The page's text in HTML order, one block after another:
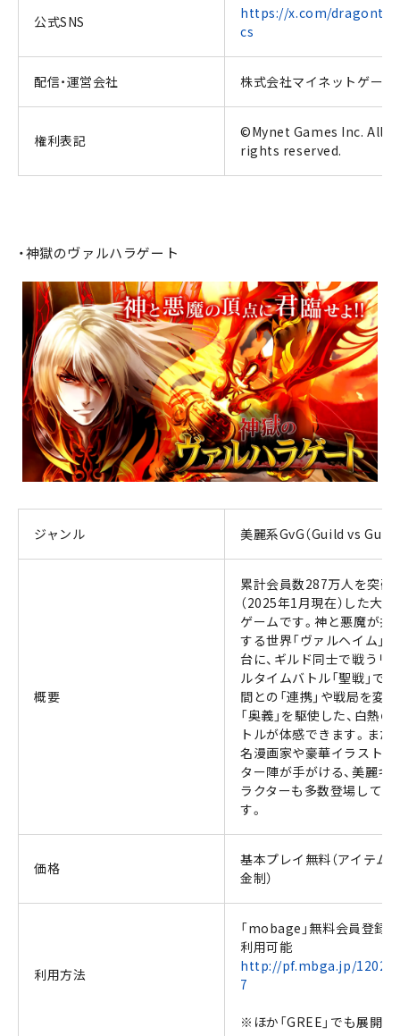
公式SNS
https://x.com/
cs
配信・運営会社 株式会社マイネットゲーム
権利表記
©Mynet Games Inc. All
rights reserved.
・神獄のヴァルハラゲート
ジャンル 美麗系GvG（Guild vs Guild
概要
累計会員数287万人を突破
（2025年1月現在）した大人
ゲームです。神と悪魔が共
する世界「ヴァルヘイム」
台に、ギルド同士で戦うリ
ルタイムバトル「聖戦」で、
間との「連携」や戦局を変
「奥義」を駆使した、白熱の
トルが体感できます。また
名漫画家や豪華イラストレ
ター陣が手がける、美麗キ
ラクターも多数登場してい
す。
価格
基本プレイ無料（アイテム
金制）
利用方法
「mobage」無料会員登録
利用可能
http://pf.mbga.jp/
7
※ほか「GREE」でも展開中